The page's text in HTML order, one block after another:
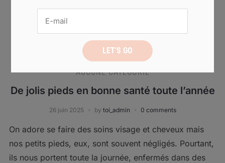
AUCUNE CATÉGORIE
De jolis pieds en bonne santé toute l’année
26 juin 2025 by toi_admin 0 comments
On adore se faire des soins visage et cheveux mais
nos petits pieds, eux, sont souvent négligés. Pourtant,
ils nous portent toute la journée, enfermés dans des